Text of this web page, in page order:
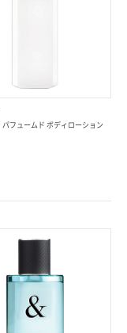
パフュームド ボディローション